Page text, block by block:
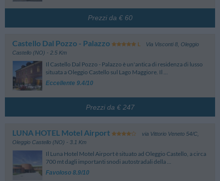
Prezzi da € 60
Castello Dal Pozzo - Palazzo Via Visconti 8, Oleggio
Castello (NO) - 2.5 Km
Il Castello Dal Pozzo - Palazzo è un'antica di residenza di lusso
situata a Oleggio Castello sul Lago Maggiore. Il ...
Eccellente 9.4/10
Prezzi da € 247
LUNA HOTEL Motel Airport via Vittorio Veneto 54/C,
Oleggio Castello (NO) - 3.1 Km
Il Luna Hotel Motel Airport è situato ad Oleggio Castello, a circa
700 mt dagli importanti snodi autostradali della ...
Favoloso 8.9/10